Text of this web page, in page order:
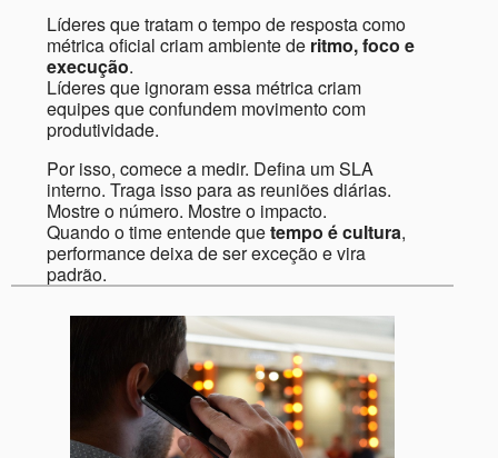
Líderes que tratam o tempo de resposta como
métrica oficial criam ambiente de ritmo, foco e
execução.
Líderes que ignoram essa métrica criam
equipes que confundem movimento com
produtividade.
Por isso, comece a medir. Defina um SLA
interno. Traga isso para as reuniões diárias.
Mostre o número. Mostre o impacto.
Quando o time entende quetempo é cultura,
performance deixa de ser exceção e vira
padrão.